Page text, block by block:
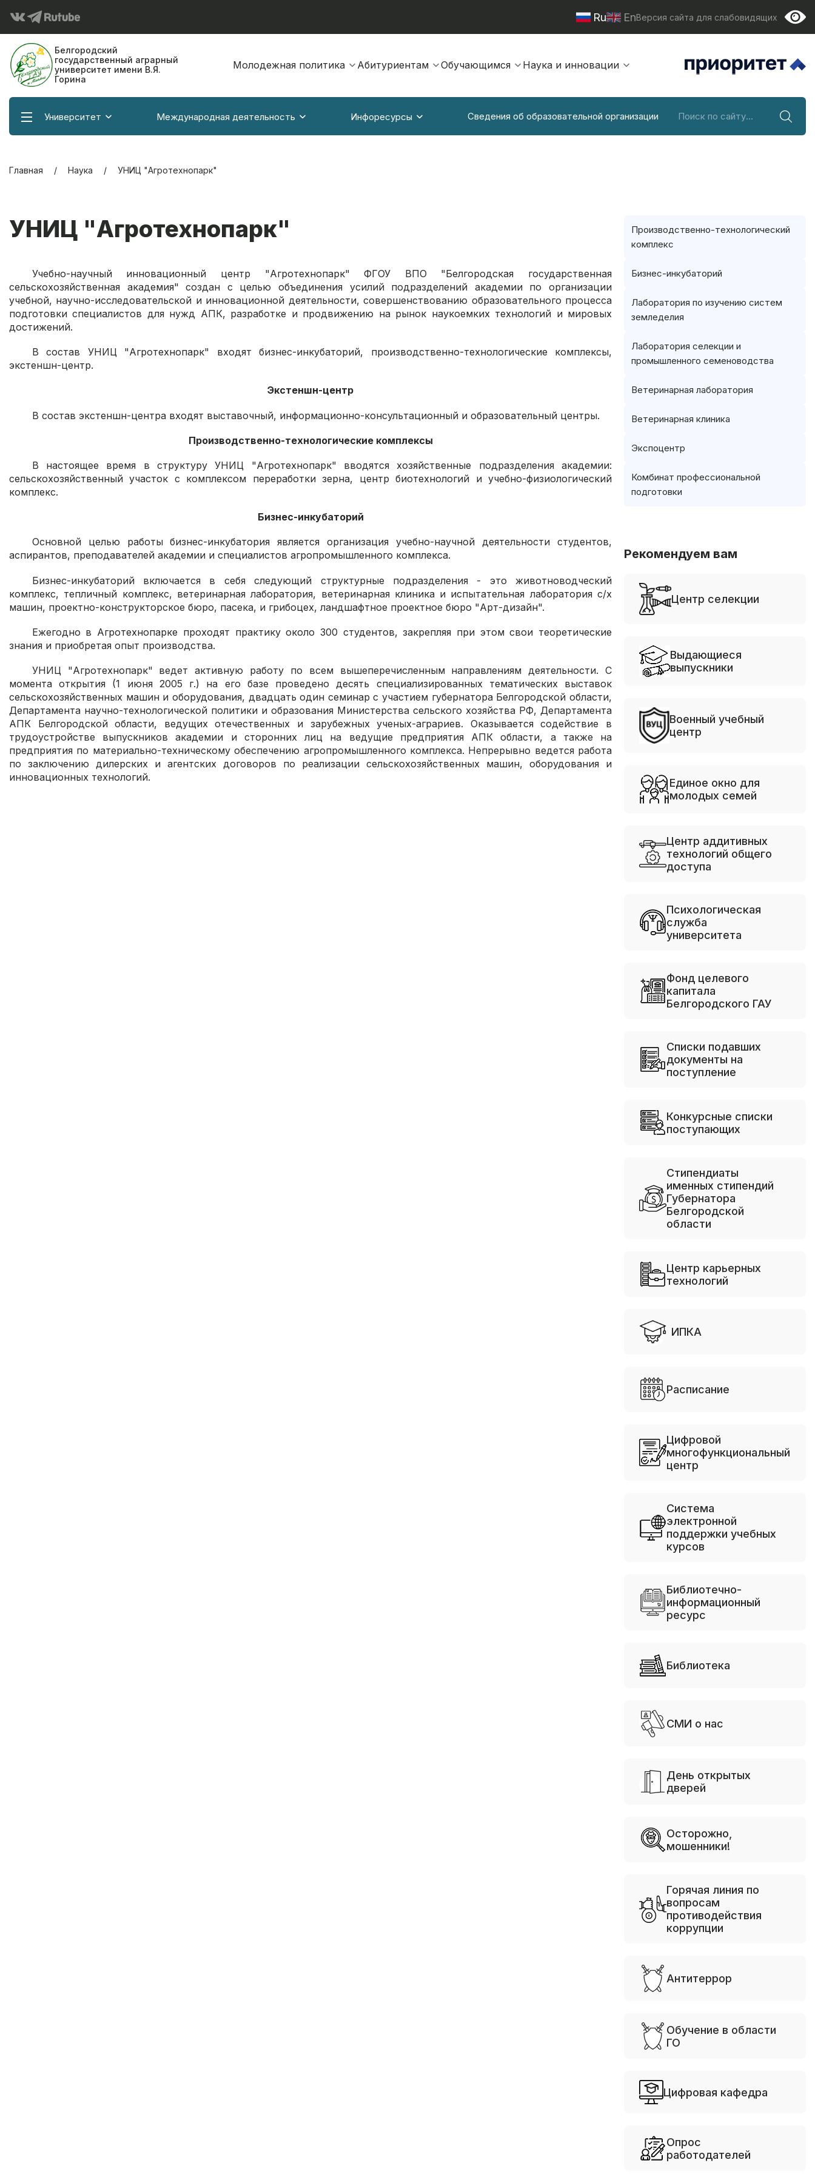
Ru EnВерсия сайта для слабовидящих
Белгородский
государственный аграрный
университет имени В.Я.
Горина
Молодежная политика Абитуриентам Обучающимся Наука и инновации
Университет Международная деятельность Инфоресурсы Сведения об образовательной организации
Главная Наука УНИЦ "Агротехнопарк"
УНИЦ "Агротехнопарк"
Учебно-научный инновационный центр "Агротехнопарк" ФГОУ ВПО "Белгородская государственная
сельскохозяйственная академия" создан с целью объединения усилий подразделений академии по организации
учебной, научно-исследовательской и инновационной деятельности, совершенствованию образовательного процесса
подготовки специалистов для нужд АПК, разработке и продвижению на рынок наукоемких технологий и мировых
достижений.
В состав УНИЦ "Агротехнопарк" входят бизнес-инкубаторий, производственно-технологические комплексы,
экстеншн-центр.
Экстеншн-центр
В состав экстеншн-центра входят выставочный, информационно-консультационный и образовательный центры.
Производственно-технологические комплексы
В настоящее время в структуру УНИЦ "Агротехнопарк" вводятся хозяйственные подразделения академии:
сельскохозяйственный участок с комплексом переработки зерна, центр биотехнологий и учебно-физиологический
комплекс.
Бизнес-инкубаторий
Основной целью работы бизнес-инкубатория является организация учебно-научной деятельности студентов,
аспирантов, преподавателей академии и специалистов агропромышленного комплекса.
Бизнес-инкубаторий включается в себя следующий структурные подразделения - это животноводческий
комплекс, тепличный комплекс, ветеринарная лаборатория, ветеринарная клиника и испытательная лаборатория с/х
машин, проектно-конструкторское бюро, пасека, и грибоцех, ландшафтное проектное бюро "Арт-дизайн".
Ежегодно в Агротехнопарке проходят практику около 300 студентов, закрепляя при этом свои теоретические
знания и приобретая опыт производства.
УНИЦ "Агротехнопарк" ведет активную работу по всем вышеперечисленным направлениям деятельности. С
момента открытия (1 июня 2005 г.) на его базе проведено десять специализированных тематических выставок
сельскохозяйственных машин и оборудования, двадцать один семинар с участием губернатора Белгородской области,
Департамента научно-технологической политики и образования Министерства сельского хозяйства РФ, Департамента
АПК Белгородской области, ведущих отечественных и зарубежных ученых-аграриев. Оказывается содействие в
трудоустройстве выпускников академии и сторонних лиц на ведущие предприятия АПК области, а также на
предприятия по материально-техническому обеспечению агропромышленного комплекса. Непрерывно ведется работа
по заключению дилерских и агентских договоров по реализации сельскохозяйственных машин, оборудования и
инновационных технологий.
Производственно-технологический
комплекс
Бизнес-инкубаторий
Лаборатория по изучению систем
земледелия
Лаборатория селекции и
промышленного семеноводства
Ветеринарная лаборатория
Ветеринарная клиника
Экспоцентр
Комбинат профессиональной
подготовки
Рекомендуем вам
Центр селекции
Выдающиеся
выпускники
Военный учебный
центр
Единое окно для
молодых семей
Центр аддитивных
технологий общего
доступа
Психологическая
служба
университета
Фонд целевого
капитала
Белгородского ГАУ
Списки подавших
документы на
поступление
Конкурсные списки
поступающих
Стипендиаты
именных стипендий
Губернатора
Белгородской
области
Центр карьерных
технологий
ИПКА
Расписание
Цифровой
многофункциональный
центр
Система
электронной
поддержки учебных
курсов
Библиотечно-
информационный
ресурс
Библиотека
СМИ о нас
День открытых
дверей
Осторожно,
мошенники!
Горячая линия по
вопросам
противодействия
коррупции
Антитеррор
Обучение в области
ГО
Цифровая кафедра
Опрос
работодателей